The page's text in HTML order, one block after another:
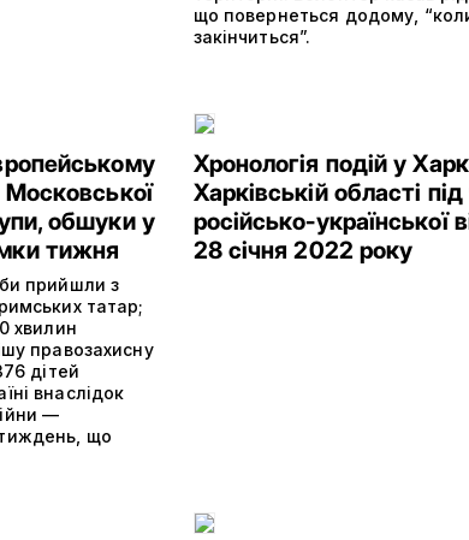
що повернеться додому,
закінчиться”.
Московської
обшуки у
тижня
прийшли з
татар;
хвилин
правозахисну
дітей
внаслідок
—
що
Хронологія подій у
Харківській області
російсько-української
28 січня 2022 року